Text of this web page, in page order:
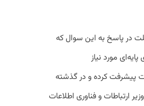
در پاسخ به این سوال که
مورد نیاز
پیشرفت کرده و در گذشته
وزیر ارتباطات و فناوری اطلاعات